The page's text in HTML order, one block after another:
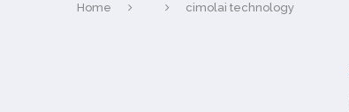
Home cimolai technology